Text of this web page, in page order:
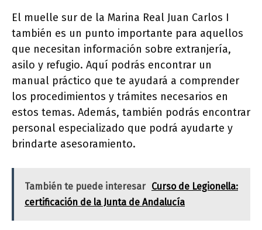
El muelle sur de la Marina Real Juan Carlos I
también es un punto importante para aquellos
que necesitan información sobre extranjería,
asilo y refugio. Aquí podrás encontrar un
manual práctico que te ayudará a comprender
los procedimientos y trámites necesarios en
estos temas. Además, también podrás encontrar
personal especializado que podrá ayudarte y
brindarte asesoramiento.
También te puede interesar Curso de Legionella:
certificación de la Junta de Andalucía